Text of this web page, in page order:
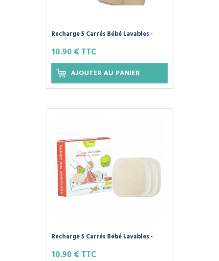
Recharge 5 Carrés Bébé Lavables -
10.90 € TTC
AJOUTER AU PANIER
Recharge 5 Carrés Bébé Lavables -
10.90 € TTC